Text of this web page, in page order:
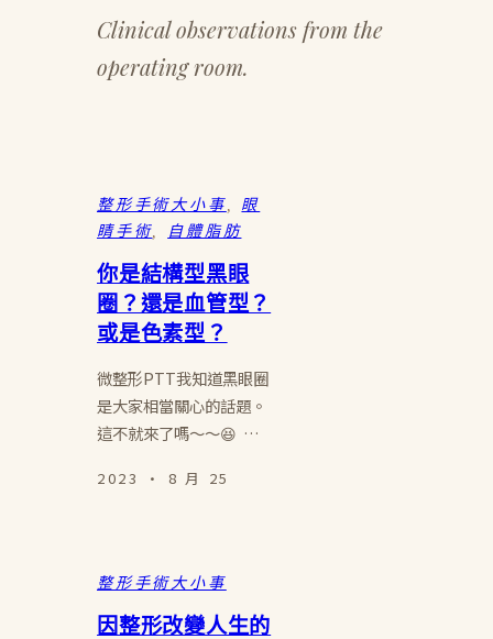
Clinical observations from the
operating room.
整形手術大小事
眼
睛手術
自體脂肪
你是結構型黑眼
圈？還是血管型？
或是色素型？
微整形PTT我知道黑眼圈
是大家相當關心的話題。
這不就來了嗎～～😆 …
2023 · 8 月 25
整形手術大小事
因整形改變人生的